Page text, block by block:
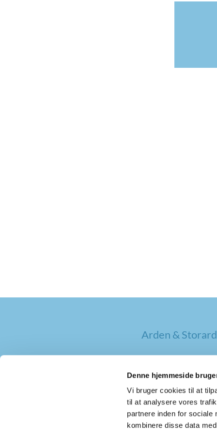
Denne hjemmeside
Vi bruger cookies til at
til at analysere vores
partnere inden for sociale
kombinere disse data
Arden &